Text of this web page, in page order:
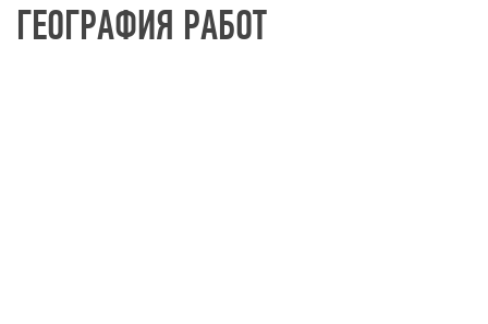
ГЕОГРАФИЯ РАБОТ